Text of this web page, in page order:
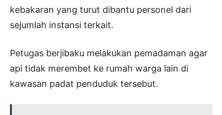
kebakaran yang turut dibantu personel dari
sejumlah instansi terkait.
Petugas berjibaku melakukan pemadaman agar
api tidak merembet ke rumah warga lain di
kawasan padat penduduk tersebut.